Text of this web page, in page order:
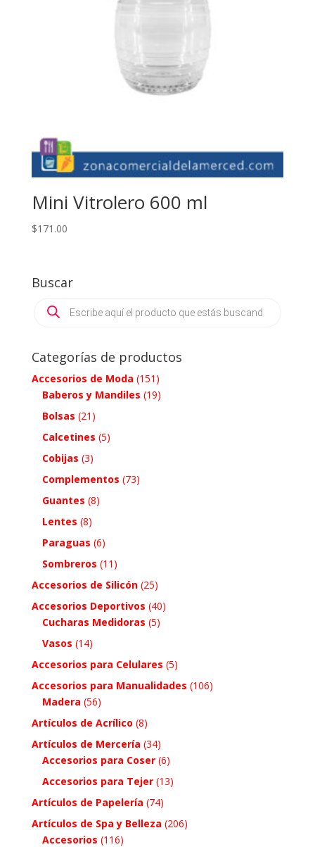
Mini Vitrolero 600 ml
$171.00
Buscar
search
Categorías de productos
Accesorios de Moda (151)
Baberos y Mandiles (19)
Bolsas (21)
Calcetines (5)
Cobijas (3)
Complementos (73)
Guantes (8)
Lentes (8)
Paraguas (6)
Sombreros (11)
Accesorios de Silicón (25)
Accesorios Deportivos (40)
Cucharas Medidoras (5)
Vasos (14)
Accesorios para Celulares (5)
Accesorios para Manualidades (106)
Madera (56)
Artículos de Acrílico (8)
Artículos de Mercería (34)
Accesorios para Coser (6)
Accesorios para Tejer (13)
Artículos de Papelería (74)
Artículos de Spa y Belleza (206)
Accesorios (116)